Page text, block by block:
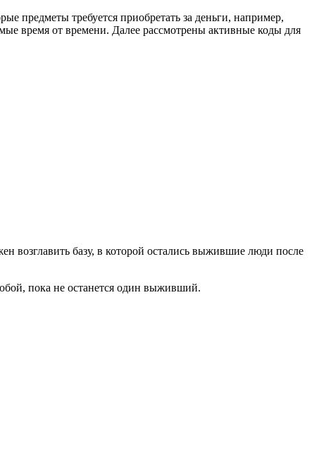
предметы требуется приобретать за деньги, например,
время от времени. Далее рассмотрены активные коды для
возглавить базу, в которой остались выжившие люди после
пока не останется один выживший.